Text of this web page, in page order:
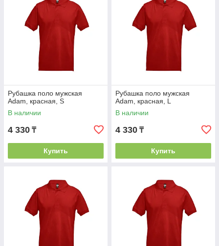
Рубашка поло мужская
Adam, красная, S
В наличии
4 330 ₸
Купить
Рубашка поло мужская
Adam, красная, L
В наличии
4 330 ₸
Купить